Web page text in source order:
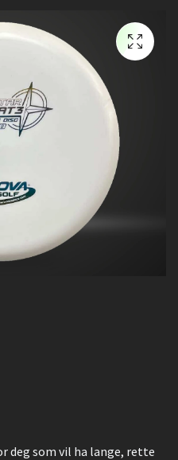
deg som vil ha lange, rette